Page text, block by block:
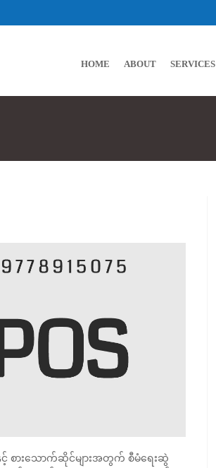
HOME ABOUT SERVICES
င့် စားသောက်ဆိုင်များအတွက် စီမံရေးဆွဲ